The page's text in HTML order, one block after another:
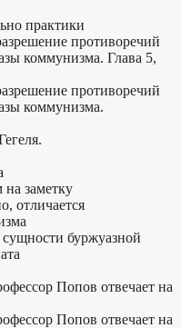
практики
противоречий
коммунизма. Глава 5,
противоречий
коммунизма.
заметку
отличается
буржуазной
Попов отвечает на
Попов отвечает на